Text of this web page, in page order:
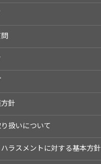
針
扱いについて
ラスメントに対する基本方針